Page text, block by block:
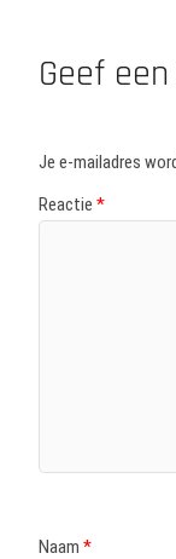
Geef
Je e-mailadres
Reactie *
Naam *